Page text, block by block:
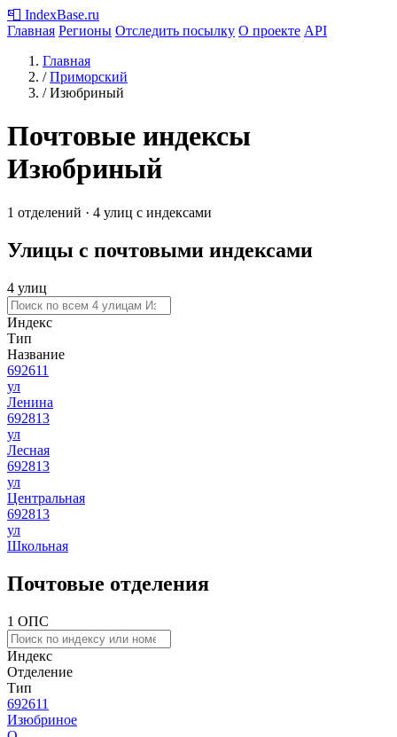
📮 IndexBase.ru
Главная Регионы Отследить посылку О проекте API
Главная
/ Приморский
/ Изюбриный
Почтовые индексы
Изюбриный
1 отделений · 4 улиц с индексами
Улицы с почтовыми индексами
4 улиц
Индекс
Тип
Название
692611
ул
Ленина
692813
ул
Лесная
692813
ул
Центральная
692813
ул
Школьная
Почтовые отделения
1 ОПС
Индекс
Отделение
Тип
692611
Изюбриное